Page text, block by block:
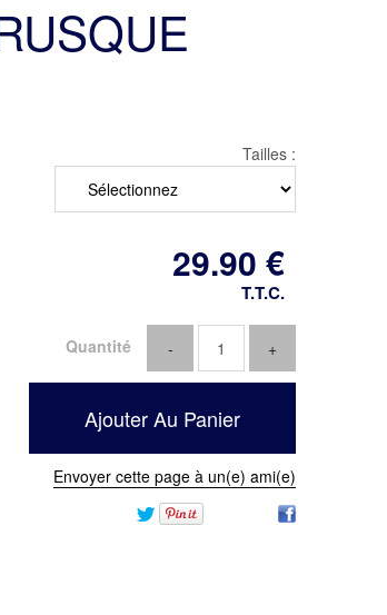
Tailles :
29.90 €
T.T.C.
Quantité
Envoyer cette page à un(e) ami(e)